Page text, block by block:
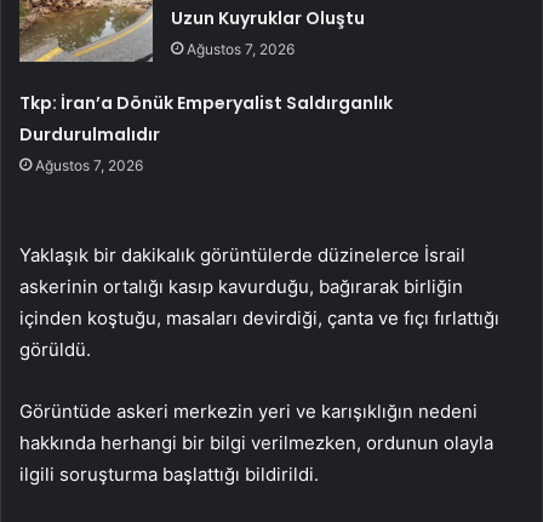
Uzun Kuyruklar Oluştu
Ağustos 7, 2026
Tkp: İran’a Dönük Emperyalist Saldırganlık
Durdurulmalıdır
Ağustos 7, 2026
Yaklaşık bir dakikalık görüntülerde düzinelerce İsrail
askerinin ortalığı kasıp kavurduğu, bağırarak birliğin
içinden koştuğu, masaları devirdiği, çanta ve fıçı fırlattığı
görüldü.
Görüntüde askeri merkezin yeri ve karışıklığın nedeni
hakkında herhangi bir bilgi verilmezken, ordunun olayla
ilgili soruşturma başlattığı bildirildi.